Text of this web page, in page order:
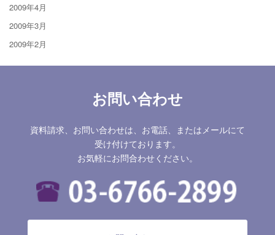
2009年4月
2009年3月
2009年2月
お問い合わせ
資料請求、お問い合わせは、お電話、またはメールにて
受け付けております。
お気軽にお問合わせください。